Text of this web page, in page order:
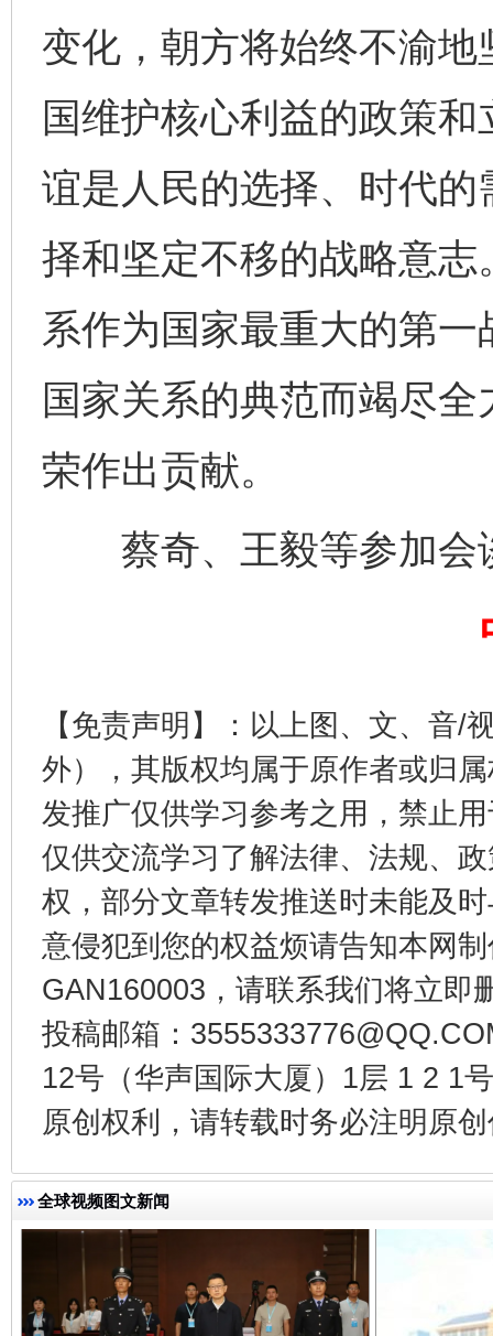
变化，朝方将始终不渝
国维护核心利益的政策
谊是人民的选择、时代
择和坚定不移的战略意
系作为国家最重大的第
国家关系的典范而竭尽
荣作出贡献。
蔡奇、王毅等参加会
【免责声明】：以上图、文、音/
外），其版权均属于原作者或归
发推广仅供学习参考之用，禁止
仅供交流学习了解法律、法规、
权，部分文章转发推送时未能及
意侵犯到您的权益烦请告知本网
GAN160003，请联系我们将立即
投稿邮箱：
12号（华声国际大厦）1层 1 2 1
原创权利，请转载时务必注明原
全球视频图文新闻
完善运行机制助力责任有效落实 一纸欠
千年窑火 生生不息 一
揭开“小金库”的免责幌子
受贿1.44亿！段成刚被判无期 从幼